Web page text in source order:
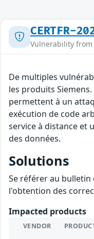
CERTFR-
Vulnerability from
De multiples
les produits
permettent à un
exécution de code
service à distance et
des données.
Solutions
Se référer au
l'obtention des
Impacted products
VENDOR